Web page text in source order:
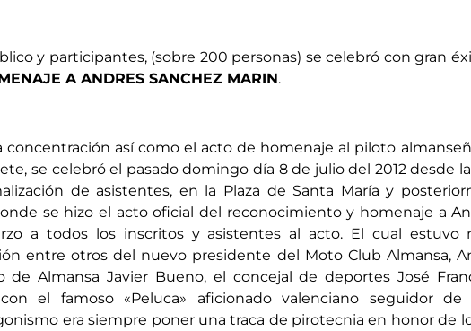
y participantes, (sobre 200 personas) se celebró con gran
A ANDRES SANCHEZ MARIN.
concentración así como el acto de homenaje al piloto
se celebró el pasado domingo día 8 de julio del 2012 desde
de asistentes, en la Plaza de Santa María y
se hizo el acto oficial del reconocimiento y homenaje a
a todos los inscritos y asistentes al acto. El cual estuvo
entre otros del nuevo presidente del Moto Club Almansa,
Almansa Javier Bueno, el concejal de deportes José
el famoso «Peluca» aficionado valenciano seguidor
era siempre poner una traca de pirotecnia en honor de